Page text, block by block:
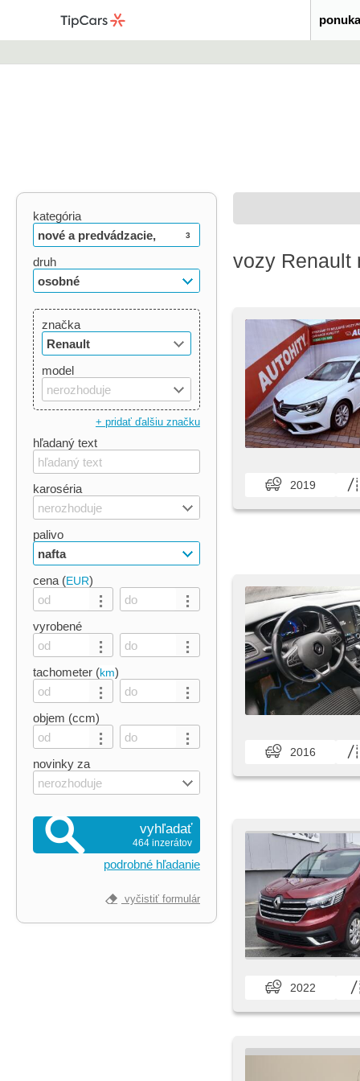
kategória
nové a predvádzacie,
ojazdené, veteráni
3
druh
osobné
značka
Renault
model
nerozhoduje
+ pridať ďalšiu značku
hľadaný text
karoséria
nerozhoduje
palivo
nafta
cena (EUR)
vyrobené
tachometer (km)
objem (ccm)
novinky za
nerozhoduje
vyhľadať
464 inzerátov
podrobné hľadanie
vyčistiť formulár
vozy Renault
2019
2016
2022